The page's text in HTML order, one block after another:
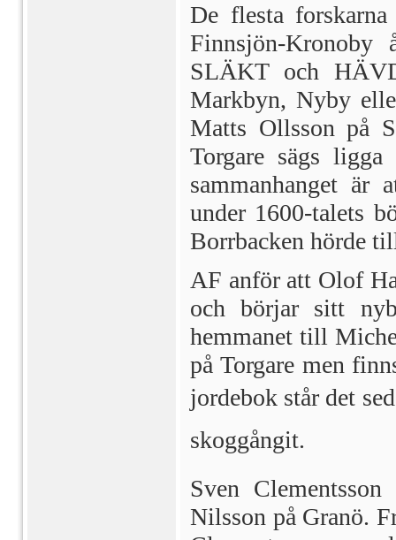
De flesta
Finnsjön-
SLÄKT och
Markbyn, Nyby
Matts Ollsson på
Torgare sägs ligga
sammanhanget är
under 1600-talets
Borrbacken hörde
AF anför att Olof
och börjar sitt
hemmanet till
på Torgare men
jordebok står det
skoggångit.
Sven
Nilsson på Granö.